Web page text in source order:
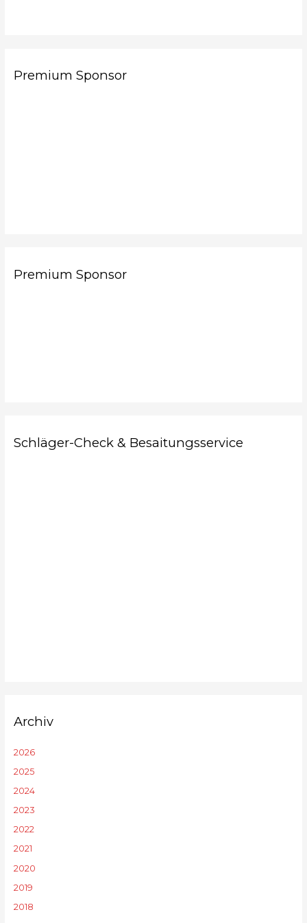
Premium Sponsor
Premium Sponsor
Schläger-Check & Besaitungsservice
Archiv
2026
2025
2024
2023
2022
2021
2020
2019
2018